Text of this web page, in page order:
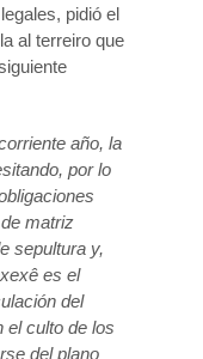
pidió el
al terreiro que
año, la
por lo
matriz
sepultura y,
es el
del
el culto de los
del plano